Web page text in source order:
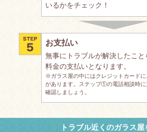
いるかをチェック！
お支払い
無事にトラブルが解決したこと
料金の支払いとなります。
※ガラス屋の中にはクレジットカード
があります。ステップ①の電話相談時に
確認しましょう。
トラブル近くのガラス屋